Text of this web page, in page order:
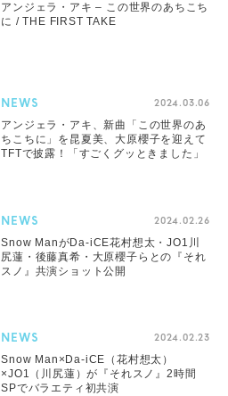
アンジェラ・アキ – この世界のあちこち
に / THE FIRST TAKE
NEWS 2024.03.06
アンジェラ・アキ、新曲「この世界のあ
ちこちに」を昆夏美、大原櫻子を迎えて
TFTで披露！「すごくグッときました」
NEWS 2024.02.26
Snow ManがDa-iCE花村想太・JO1川
尻蓮・後藤真希・大原櫻子らとの『それ
スノ』共演ショット公開
NEWS 2024.02.23
Snow Man×Da-iCE（花村想太）
×JO1（川尻蓮）が『それスノ』2時間
SPでバラエティ初共演